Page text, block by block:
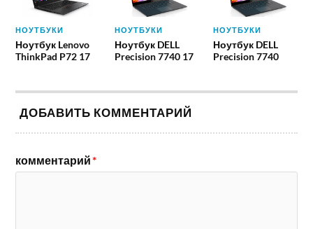
НОУТБУКИ
Ноутбук Lenovo
ThinkPad P72 17
НОУТБУКИ
Ноутбук DELL
Precision 7740 17
НОУТБУКИ
Ноутбук DELL
Precision 7740
ДОБАВИТЬ КОММЕНТАРИЙ
комментарий*